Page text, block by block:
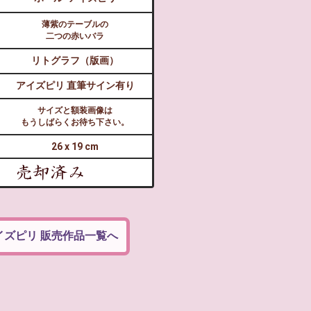
薄紫のテーブルの
二つの赤いバラ
リトグラフ（版画）
アイズピリ 直筆サイン有り
サイズと額装画像は
もうしばらくお待ち下さい。
26 x 19 cm
ズピリ 販売作品一覧へ